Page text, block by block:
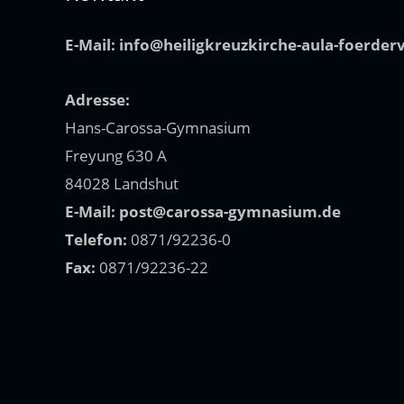
E-Mail: info@heiligkreuzkirche-aula-
Adresse:
Hans-Carossa-Gymnasium
Freyung 630 A
84028 Landshut
E-Mail: post@carossa-gymnasium.de
Telefon: 0871/92236-0
Fax: 0871/92236-22